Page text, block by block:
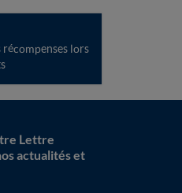
récompenses lors
Lettre
actualités et